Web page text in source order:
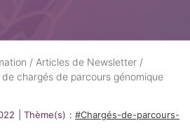
/ Articles de Newsletter /
chargés de parcours génomique
Thème(s) : #Chargés-de-parcours-